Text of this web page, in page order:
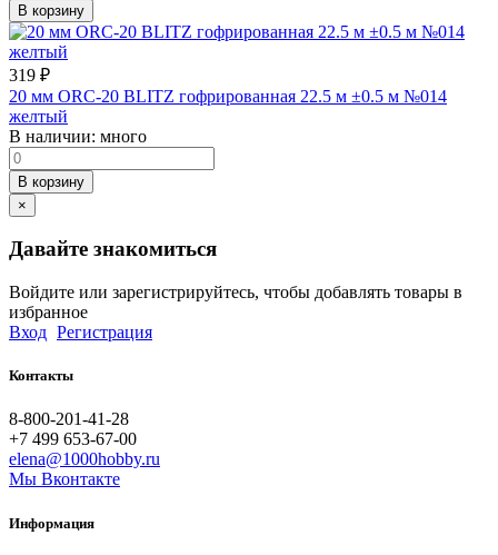
В корзину
319 ₽
20 мм ORC-20 BLITZ гофрированная 22.5 м ±0.5 м №014
желтый
В наличии: много
В корзину
×
Давайте знакомиться
Войдите или зарегистрируйтесь, чтобы добавлять товары в
избранное
Вход Регистрация
Контакты
8-800-201-41-28
+7 499 653-67-00
elena@1000hobby.ru
Мы Вконтакте
Информация